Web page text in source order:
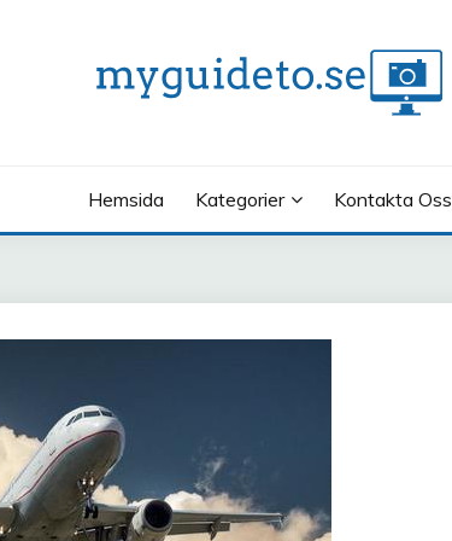
Hemsida Kategorier Kontakta Oss